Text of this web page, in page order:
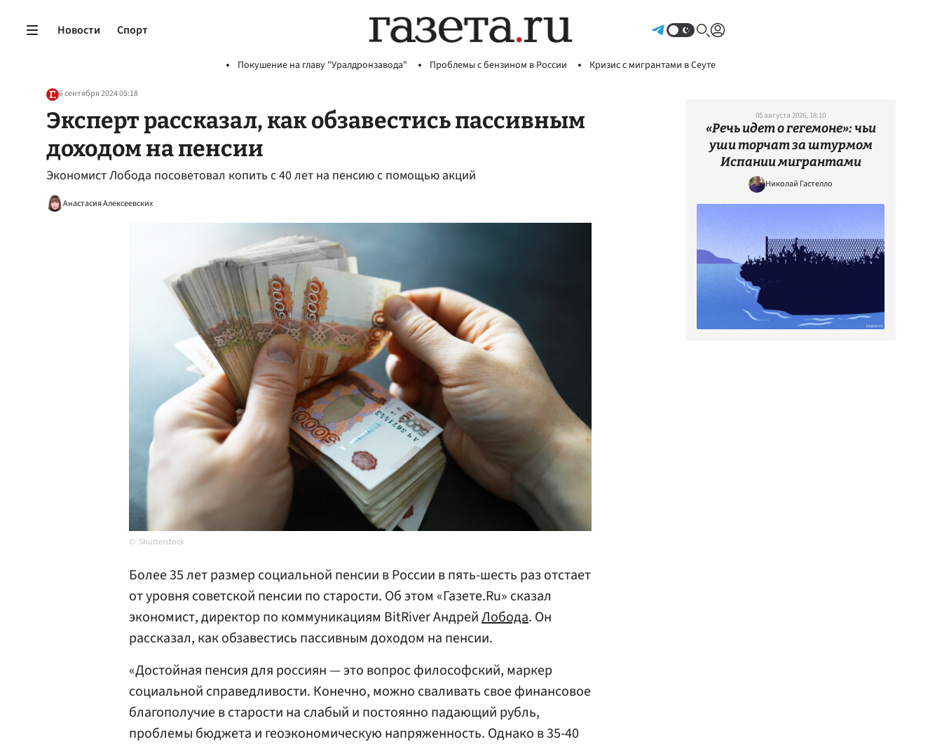
Новости Спорт
Покушение на главу "Уралдронзавода" Проблемы с бензином в России Кризис с мигрантами в Сеуте
6 сентября 2024 05:18
Эксперт рассказал, как обзавестись пассивным
доходом на пенсии
Экономист Лобода посоветовал копить с 40 лет на пенсию с помощью акций
Анастасия Алексеевских
Shutterstock
Более 35 лет размер социальной пенсии в России в пять-шесть раз отстает
от уровня советской пенсии по старости. Об этом «Газете.Ru» сказал
экономист, директор по коммуникациям BitRiver АндрейЛобода. Он
рассказал, как обзавестись пассивным доходом на пенсии.
«Достойная пенсия для россиян — это вопрос философский, маркер
социальной справедливости. Конечно, можно сваливать свое финансовое
благополучие в старости на слабый и постоянно падающий рубль,
проблемы бюджета и геоэкономическую напряженность. Однако в 35-40
05 августа 2026, 18:10
«Речь идет о гегемоне»: чьи
уши торчат за штурмом
Испании мигрантами
Николай Гастелло